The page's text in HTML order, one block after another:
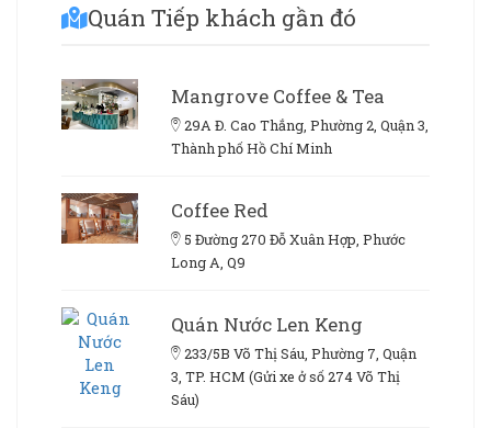
Quán Tiếp khách gần đó
Mangrove Coffee & Tea
29A Đ. Cao Thắng, Phường 2, Quận 3,
Thành phố Hồ Chí Minh
Coffee Red
5 Đường 270 Đỗ Xuân Hợp, Phước
Long A, Q9
Quán Nước Len Keng
233/5B Võ Thị Sáu, Phường 7, Quận
3, TP. HCM (Gửi xe ở số 274 Võ Thị
Sáu)